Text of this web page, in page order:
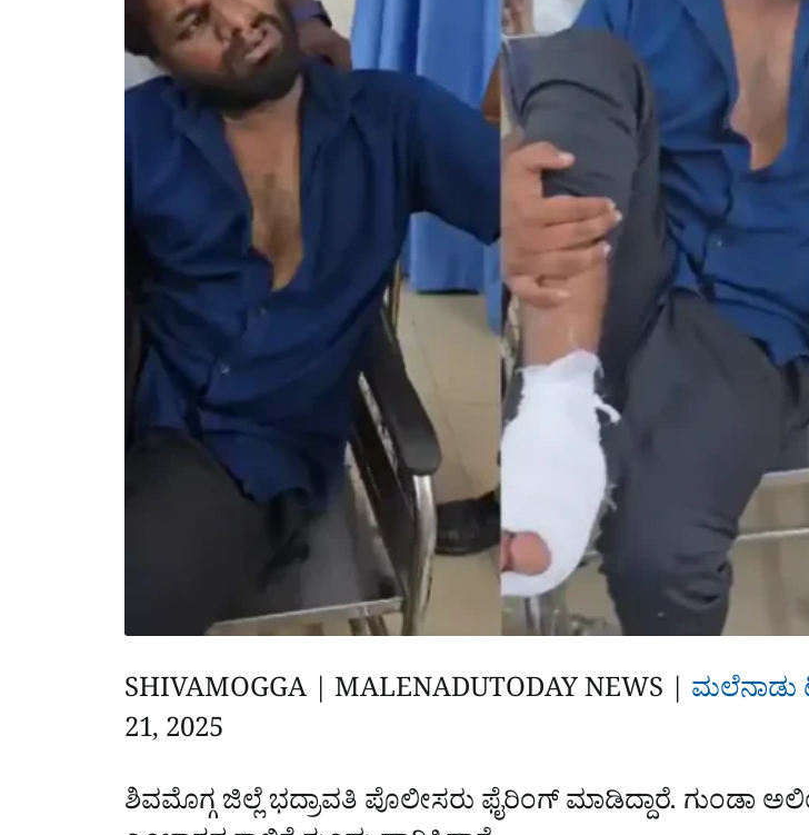
SHIVAMOGGA | MALENADUTODAY NEWS | ಮಲೆನಾಡು
21, 2025
ಶಿವಮೊಗ್ಗ ಜಿಲ್ಲೆ ಭದ್ರಾವತಿ ಪೊಲೀಸರು ಫೈರಿಂಗ್‌ ಮಾಡಿದ್ದಾರೆ. ಗುಂಡಾ